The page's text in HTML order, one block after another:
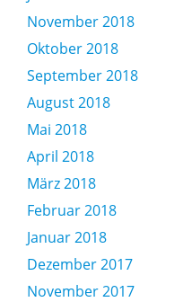
November 2018
Oktober 2018
September 2018
August 2018
Mai 2018
April 2018
März 2018
Februar 2018
Januar 2018
Dezember 2017
November 2017